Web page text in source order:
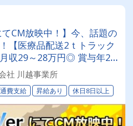
てCM放映中！】今、話題の
【医療品配送2ｔトラック
収29～28万円◎ 賞与年2回
実／仕事量安定／未経験歓
上】連休もあり◎プライ
安全」で働く。東京ユニ
ライフを送りませんか？
社 川越事業所
費支給 昇給あり 休日8日以上